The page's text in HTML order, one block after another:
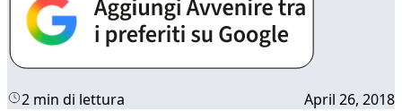
2 min di lettura April 26, 2018